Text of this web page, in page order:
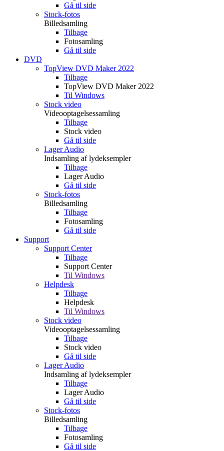
Gå til side
Stock-fotos
Billedsamling
Tilbage
Fotosamling
Gå til side
DVD
TopView DVD Maker 2022
Tilbage
TopView DVD Maker 2022
Til Windows
Stock video
Videooptagelsessamling
Tilbage
Stock video
Gå til side
Lager Audio
Indsamling af lydeksempler
Tilbage
Lager Audio
Gå til side
Stock-fotos
Billedsamling
Tilbage
Fotosamling
Gå til side
Support
Support Center
Tilbage
Support Center
Til Windows
Helpdesk
Tilbage
Helpdesk
Til Windows
Stock video
Videooptagelsessamling
Tilbage
Stock video
Gå til side
Lager Audio
Indsamling af lydeksempler
Tilbage
Lager Audio
Gå til side
Stock-fotos
Billedsamling
Tilbage
Fotosamling
Gå til side